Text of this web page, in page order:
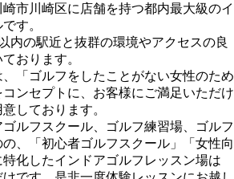
市川崎区に店舗を持つ都内最大級のイ
す。
内の駅近と抜群の環境やアクセスの良
おります。
、「ゴルフをしたことがない女性のため
ンセプトに、お客様にご満足いただけ
しております。
ルフスクール、ゴルフ練習場、ゴルフ
、「初心者ゴルフスクール」「女性向
化したインドアゴルフレッスン場は